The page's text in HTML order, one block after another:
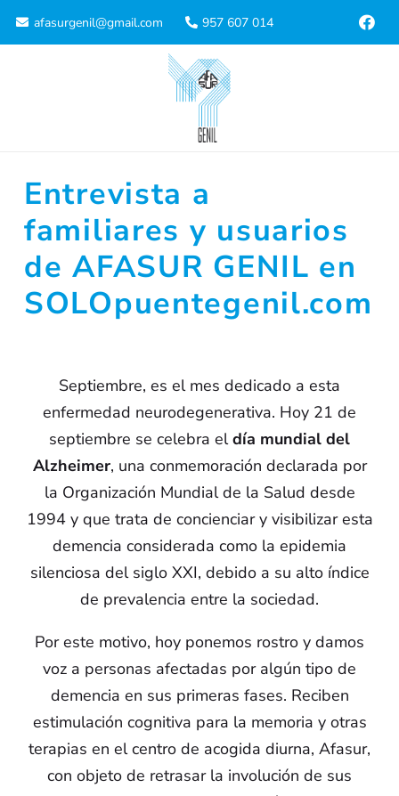
afasurgenil@gmail.com 957 607 014
Entrevista a
familiares y usuarios
de AFASUR GENIL en
SOLOpuentegenil.com
Septiembre, es el mes dedicado a esta
enfermedad neurodegenerativa. Hoy 21 de
septiembre se celebra eldía mundial del
Alzheimer, una conmemoración declarada por
la Organización Mundial de la Salud desde
1994 y que trata de concienciar y visibilizar esta
demencia considerada como la epidemia
silenciosa del siglo XXI, debido a su alto índice
de prevalencia entre la sociedad.
Por este motivo, hoy ponemos rostro y damos
voz a personas afectadas por algún tipo de
demencia en sus primeras fases. Reciben
estimulación cognitiva para la memoria y otras
terapias en el centro de acogida diurna, Afasur,
con objeto de retrasar la involución de sus